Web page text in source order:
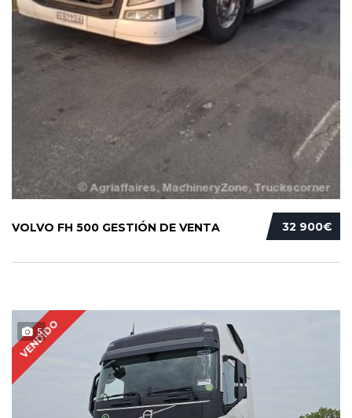
32 900€
VOLVO FH 500 GESTIÓN DE VENTA
VENDIDO
5